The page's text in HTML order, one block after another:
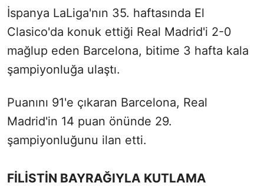
İspanya LaLiga'nın 35. haftasında El
Clasico'da konuk ettiği Real Madrid'i 2-0
mağlup eden Barcelona, bitime 3 hafta kala
şampiyonluğa ulaştı.
Puanını 91'e çıkaran Barcelona, Real
Madrid'in 14 puan önünde 29.
şampiyonluğunu ilan etti.
FİLİSTİN BAYRAĞIYLA KUTLAMA